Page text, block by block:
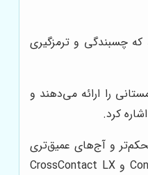
که چسبندگی و ترمزگیری
را ارائه می‌دهند و
و آج‌های عمیق‌تری
هستند که چسبندگی و پایداری بیشتری را در شرایط مختلف جاده‌ای فراهم می‌کنند. از جمله مدل‌های محبوب SUV کنتیننتال می‌توان به ContiSportContact SUV و CrossContact LX